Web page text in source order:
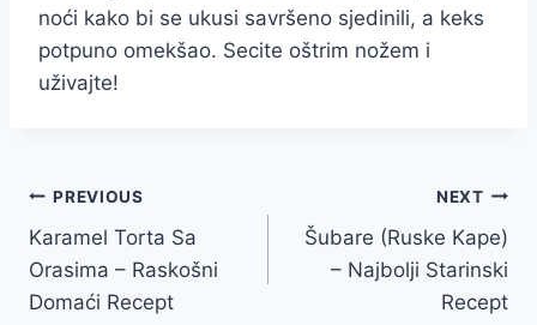
noći kako bi se ukusi savršeno sjedinili, a keks
potpuno omekšao. Secite oštrim nožem i
uživajte!
Post
navigation
PREVIOUS
Karamel Torta Sa
Orasima – Raskošni
Domaći Recept
NEXT
Šubare (Ruske Kape)
– Najbolji Starinski
Recept